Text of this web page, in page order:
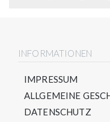
INFORMATIONEN
IMPRESSUM
ALLGEMEINE
DATENSCHUTZ